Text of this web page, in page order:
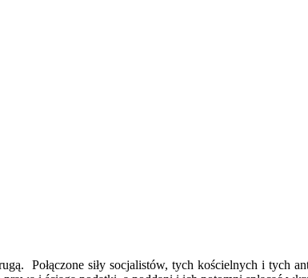
Połączone siły socjalistów, tych kościelnych i tych